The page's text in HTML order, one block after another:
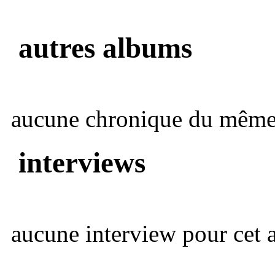
autres albums
aucune chronique du
interviews
aucune interview pour cet